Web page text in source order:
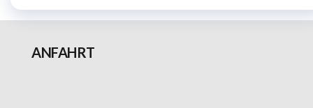
ANFAHRT